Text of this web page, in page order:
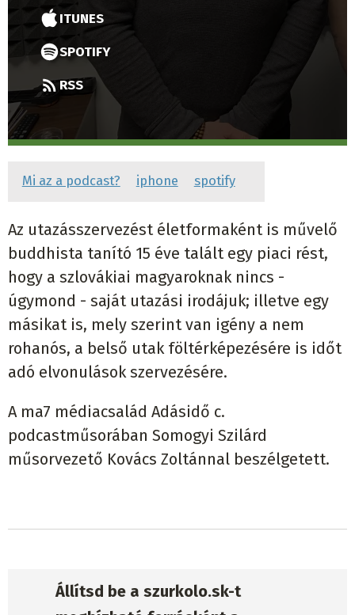
ITUNES
SPOTIFY
RSS
Mi az a podcast? iphone spotify
Az utazásszervezést életformaként is művelő
buddhista tanító 15 éve talált egy piaci rést,
hogy a szlovákiai magyaroknak nincs -
úgymond - saját utazási irodájuk; illetve egy
másikat is, mely szerint van igény a nem
rohanós, a belső utak föltérképezésére is időt
adó elvonulások szervezésére.
A ma7 médiacsalád Adásidő c.
podcastműsorában Somogyi Szilárd
műsorvezető Kovács Zoltánnal beszélgetett.
Állítsd be a szurkolo.sk-t